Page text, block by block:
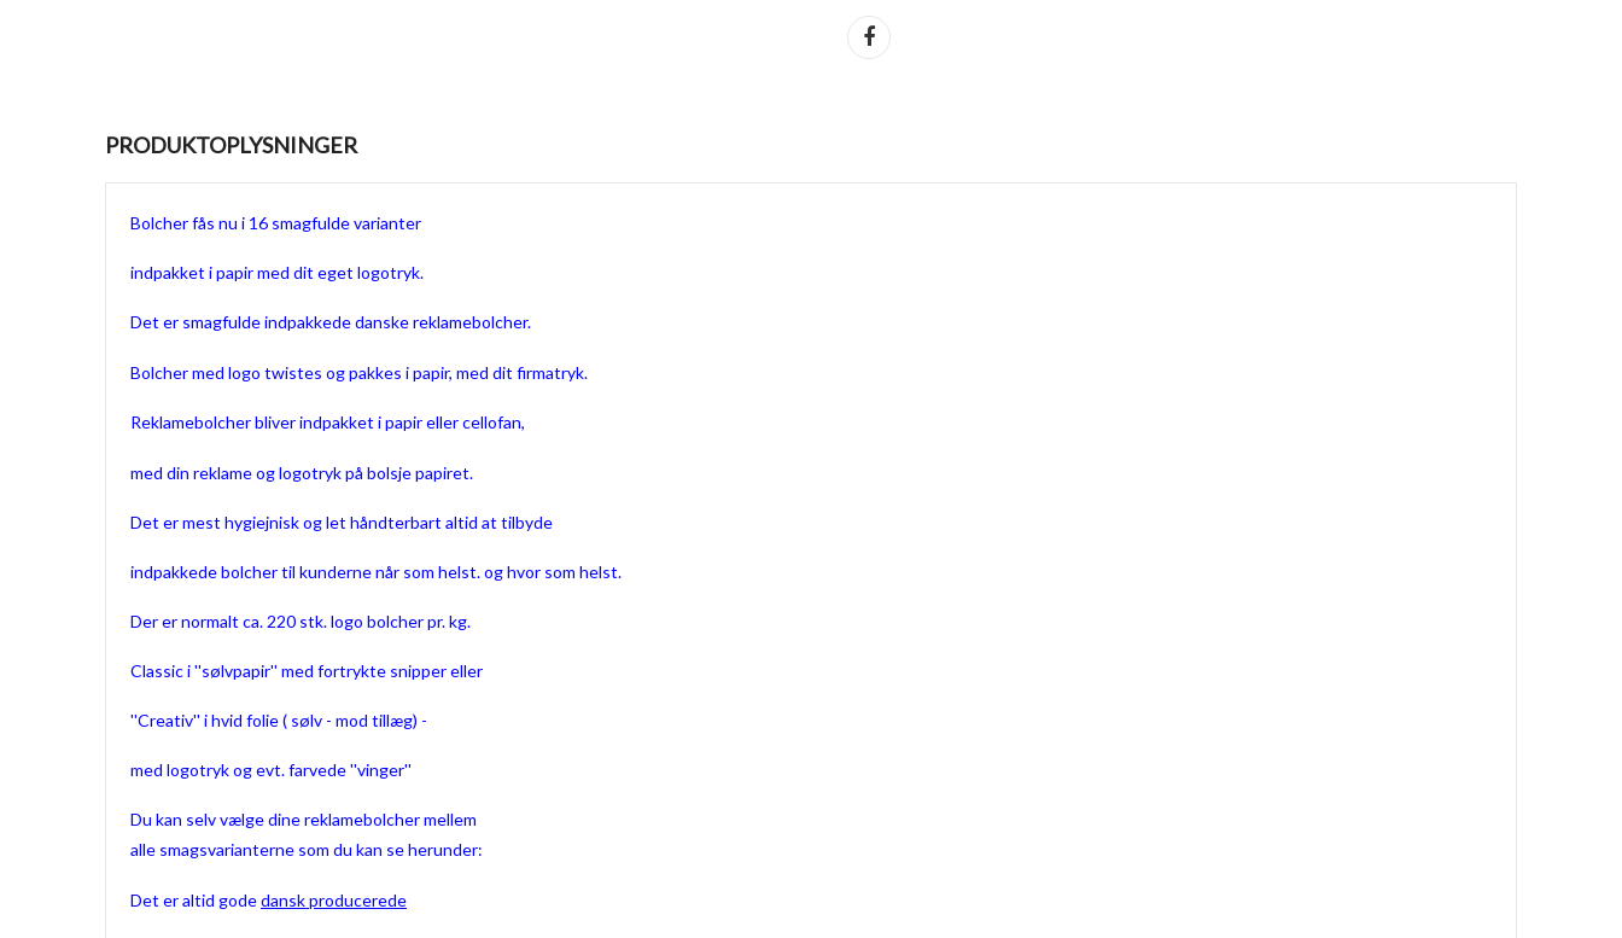
PRODUKTOPLYSNINGER
Bolcher fås nu i 16 smagfulde varianter
indpakket i papir med dit eget logotryk.
Det er smagfulde indpakkede danske reklamebolcher.
Bolcher med logo twistes og pakkes i papir, med dit firmatryk.
Reklamebolcher bliver indpakket i papir eller cellofan,
med din reklame og logotryk på bolsje papiret.
Det er mest hygiejnisk og let håndterbart altid at tilbyde
indpakkede bolcher til kunderne når som helst. og hvor som helst.
Der er normalt ca. 220 stk. logo bolcher pr. kg.
Classic i ''sølvpapir'' med fortrykte snipper eller
''Creativ'' i hvid folie ( sølv - mod tillæg) -
med logotryk og evt. farvede ''vinger''
Du kan selv vælge dine reklamebolcher mellem
alle smagsvarianterne som du kan se herunder:
Det er altid godedansk producerede